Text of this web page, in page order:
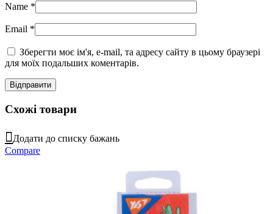
Name *
Email *
Зберегти моє ім'я, e-mail, та адресу сайту в цьому браузері
для моїх подальших коментарів.
Схожі товари
Додати до списку бажань
Compare